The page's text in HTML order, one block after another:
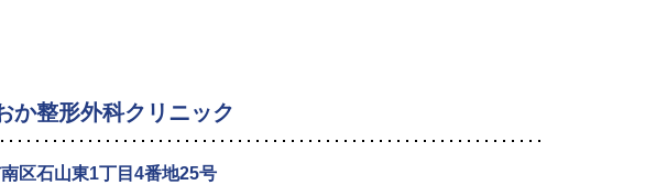
か整形外科クリニック
区石山東1丁目4番地25号